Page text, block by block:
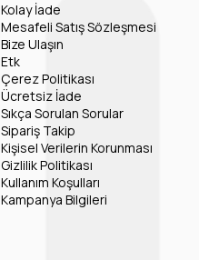
Kolay İade
Mesafeli Satış Sözleşmesi
Bize Ulaşın
Etk
Çerez Politikası
Ücretsiz İade
Sıkça Sorulan Sorular
Sipariş Takip
Kişisel Verilerin Korunması
Gizlilik Politikası
Kullanım Koşulları
Kampanya Bilgileri